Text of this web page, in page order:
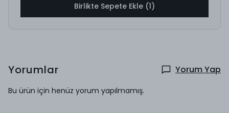
Birlikte Sepete Ekle (1)
Yorumlar Yorum Yap
Bu ürün için henüz yorum yapılmamış.